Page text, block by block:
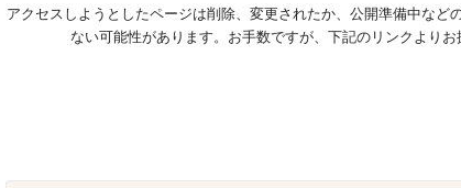
アクセスしようとしたページは削除、変更されたか、公開準備中など
ない可能性があります。お手数ですが、下記のリンクよりお